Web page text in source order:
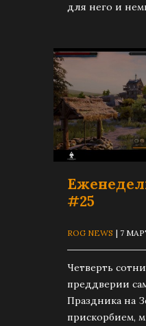
для него и
#25
ROG NEWS | 7
Четверть
преддверии
Праздника на
прискорбием,